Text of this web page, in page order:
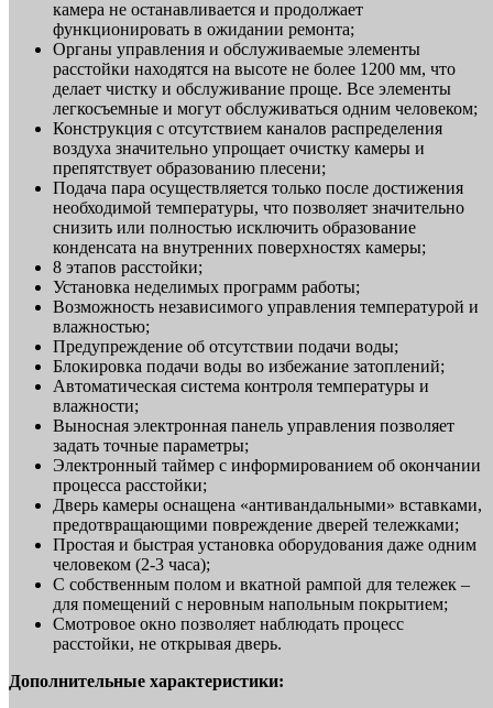
камера не останавливается и продолжает
функционировать в ожидании ремонта;
Органы управления и обслуживаемые элементы
расстойки находятся на высоте не более 1200 мм, что
делает чистку и обслуживание проще. Все элементы
легкосъемные и могут обслуживаться одним человеком;
Конструкция с отсутствием каналов распределения
воздуха значительно упрощает очистку камеры и
препятствует образованию плесени;
Подача пара осуществляется только после достижения
необходимой температуры, что позволяет значительно
снизить или полностью исключить образование
конденсата на внутренних поверхностях камеры;
8 этапов расстойки;
Установка неделимых программ работы;
Возможность независимого управления температурой и
влажностью;
Предупреждение об отсутствии подачи воды;
Блокировка подачи воды во избежание затоплений;
Автоматическая система контроля температуры и
влажности;
Выносная электронная панель управления позволяет
задать точные параметры;
Электронный таймер с информированием об окончании
процесса расстойки;
Дверь камеры оснащена «антивандальными» вставками,
предотвращающими повреждение дверей тележками;
Простая и быстрая установка оборудования даже одним
человеком (2-3 часа);
С собственным полом и вкатной рампой для тележек –
для помещений с неровным напольным покрытием;
Смотровое окно позволяет наблюдать процесс
расстойки, не открывая дверь.
Дополнительные характеристики: